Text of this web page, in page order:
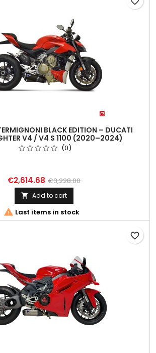
BLACK EDITION – DUCATI
V4 / V4 S 1100 (2020–2024)
(0)
€2,614.68 €3,228.00
 Add to cart
 Last items in stock
favorite_border